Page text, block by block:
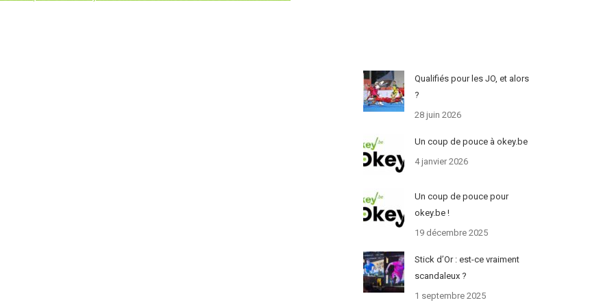
Qualifiés pour les JO, et alors
?
28 juin 2026
Un coup de pouce à okey.be
4 janvier 2026
Un coup de pouce pour
okey.be !
19 décembre 2025
Stick d’Or : est-ce vraiment
scandaleux ?
1 septembre 2025